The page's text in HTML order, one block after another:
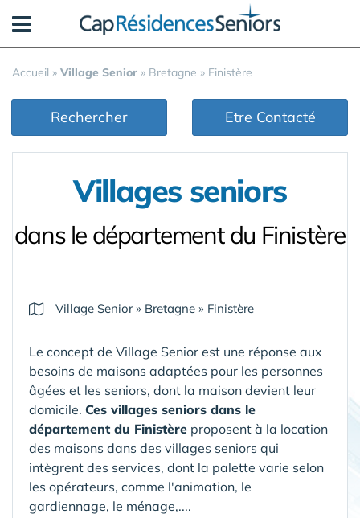
Accueil » Village Senior » Bretagne » Finistère
Rechercher Etre Contacté
Villages seniors
dans le département du Finistère
Village Senior» Bretagne » Finistère
Le concept de Village Senior est une réponse aux
besoins de maisons adaptées pour les personnes
âgées et les seniors, dont la maison devient leur
domicile. Ces villages seniors dans le
département du Finistère proposent à la location
des maisons dans des villages seniors qui
intègrent des services, dont la palette varie selon
les opérateurs, comme l'animation, le
gardiennage, le ménage,....